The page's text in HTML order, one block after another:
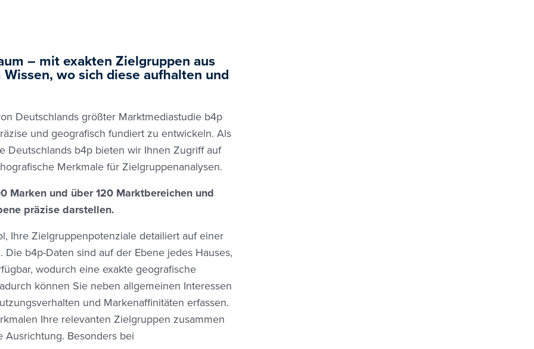
– mit exakten Zielgruppen aus
wo sich diese aufhalten und
Deutschlands größter Marktmediastudie b4p
und geografisch fundiert zu entwickeln. Als
Deutschlands b4p bieten wir Ihnen Zugriff auf
Merkmale für Zielgruppenanalysen.
Marken und über 120 Marktbereichen und
präzise darstellen.
Ihre Zielgruppenpotenziale detailiert auf einer
b4p-Daten sind auf der Ebene jedes Hauses,
wodurch eine exakte geografische
können Sie neben allgemeinen Interessen
und Markenaffinitäten erfassen.
Ihre relevanten Zielgruppen zusammen
Besonders bei